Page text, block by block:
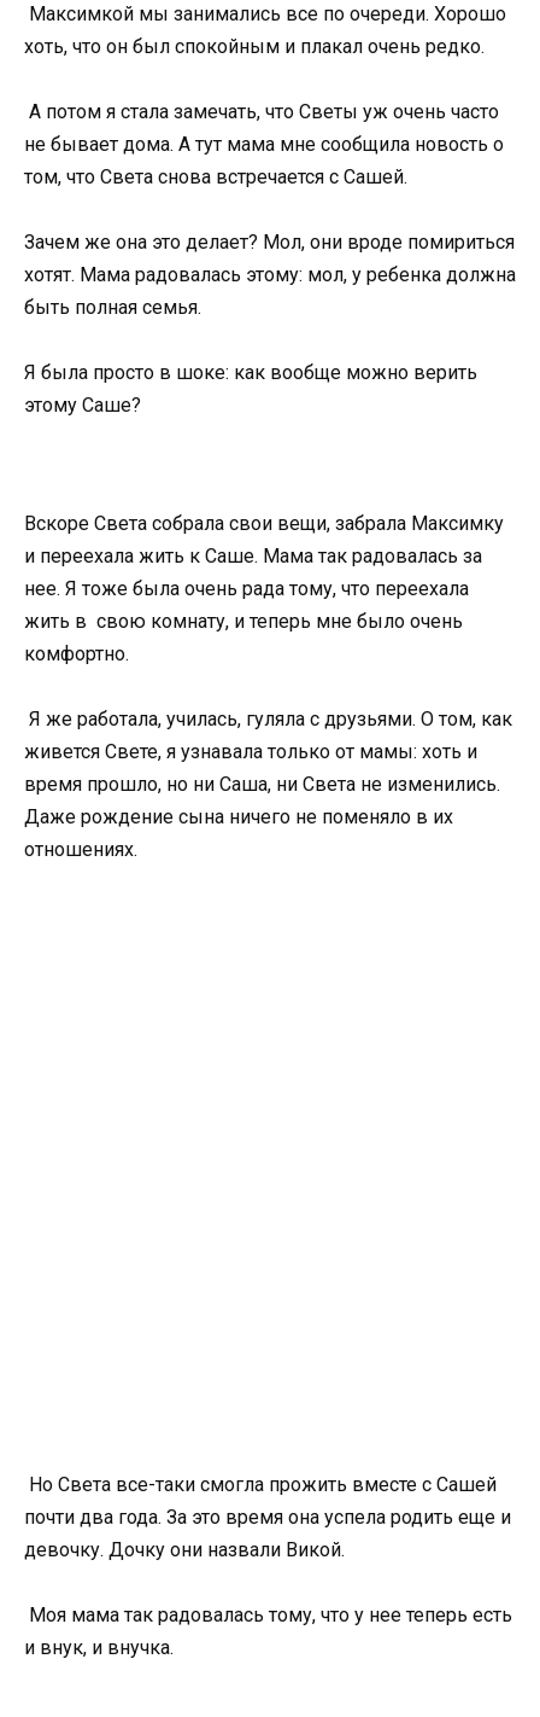
Максимкой мы занимались все по очереди. Хорошо
хоть, что он был спокойным и плакал очень редко.
А потом я стала замечать, что Светы уж очень часто
не бывает дома. А тут мама мне сообщила новость о
том, что Света снова встречается с Сашей.
Зачем же она это делает? Мол, они вроде помириться
хотят. Мама радовалась этому: мол, у ребенка должна
быть полная семья.
Я была просто в шоке: как вообще можно верить
этому Саше?
Вскоре Света собрала свои вещи, забрала Максимку
и переехала жить к Саше. Мама так радовалась за
нее. Я тоже была очень рада тому, что переехала
жить в свою комнату, и теперь мне было очень
комфортно.
Я же работала, училась, гуляла с друзьями. О том, как
живется Свете, я узнавала только от мамы: хоть и
время прошло, но ни Саша, ни Света не изменились.
Даже рождение сына ничего не поменяло в их
отношениях.
Но Света все-таки смогла прожить вместе с Сашей
почти два года. За это время она успела родить еще и
девочку. Дочку они назвали Викой.
Моя мама так радовалась тому, что у нее теперь есть
и внук, и внучка.